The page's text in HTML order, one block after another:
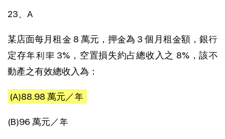
23、A
某店面每月租金 8 萬元，押金為 3 個月租金額，銀行
定存年利率 3%，空置損失約占總收入之 8%，該不
動產之有效總收入為：
(A)88.98 萬元／年
(B)96 萬元／年